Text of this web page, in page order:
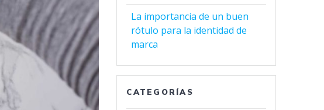
La importancia de un buen
rótulo para la identidad de
marca
CATEGORÍAS